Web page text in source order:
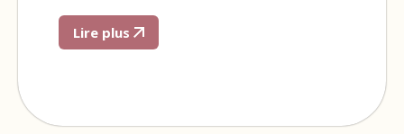
Lire plus